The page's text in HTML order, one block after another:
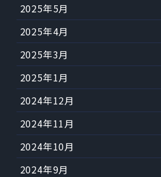
2025年5月
2025年4月
2025年3月
2025年1月
2024年12月
2024年11月
2024年10月
2024年9月